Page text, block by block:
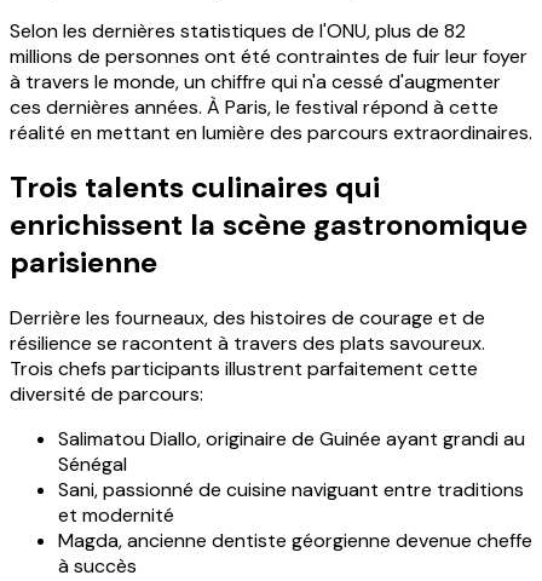
Selon les dernières statistiques de l'ONU, plus de 82
millions de personnes ont été contraintes de fuir leur foyer
à travers le monde, un chiffre qui n'a cessé d'augmenter
ces dernières années. À Paris, le festival répond à cette
réalité en mettant en lumière des parcours extraordinaires.
Trois talents culinaires qui
enrichissent la scène gastronomique
parisienne
Derrière les fourneaux, des histoires de courage et de
résilience se racontent à travers des plats savoureux.
Trois chefs participants illustrent parfaitement cette
diversité de parcours:
Salimatou Diallo, originaire de Guinée ayant grandi au
Sénégal
Sani, passionné de cuisine naviguant entre traditions
et modernité
Magda, ancienne dentiste géorgienne devenue cheffe
à succès